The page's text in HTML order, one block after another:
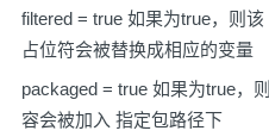
filtered = true 如果为true，则该
占位符会被替换成相应的变量
packaged = true 如果为true，则
容会被加入 指定包路径下